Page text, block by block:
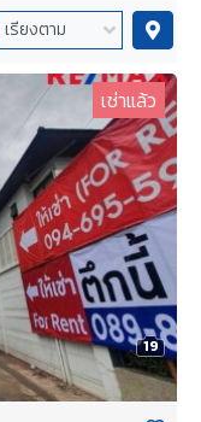
19
เช่าแล้ว